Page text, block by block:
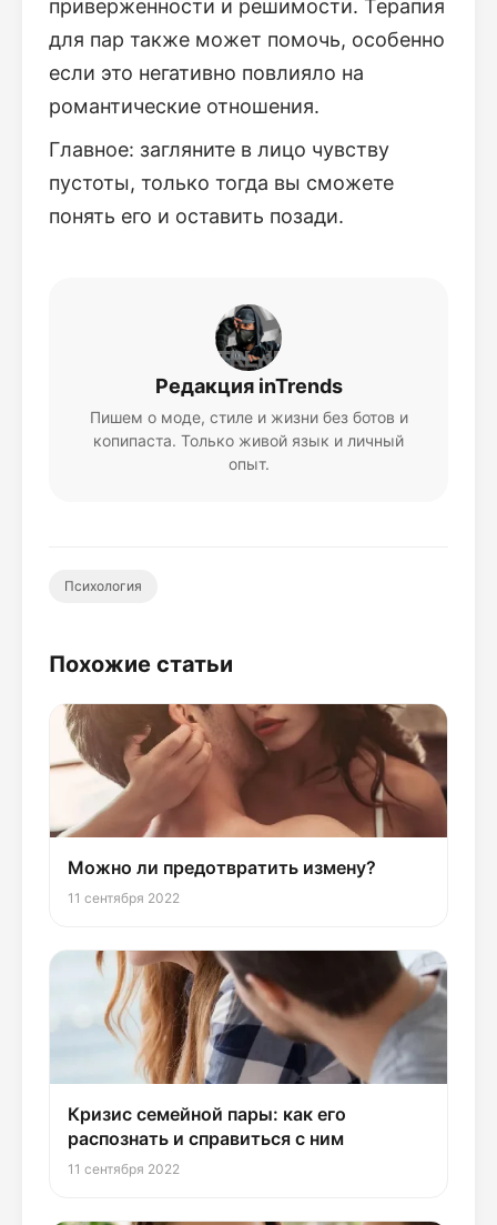
приверженности и решимости. Терапия
для пар также может помочь, особенно
если это негативно повлияло на
романтические отношения.
Главное: загляните в лицо чувству
пустоты, только тогда вы сможете
понять его и оставить позади.
Редакция inTrends
Пишем о моде, стиле и жизни без ботов и
копипаста. Только живой язык и личный
опыт.
Психология
Похожие статьи
Можно ли предотвратить измену?
11 сентября 2022
Кризис семейной пары: как его
распознать и справиться с ним
11 сентября 2022